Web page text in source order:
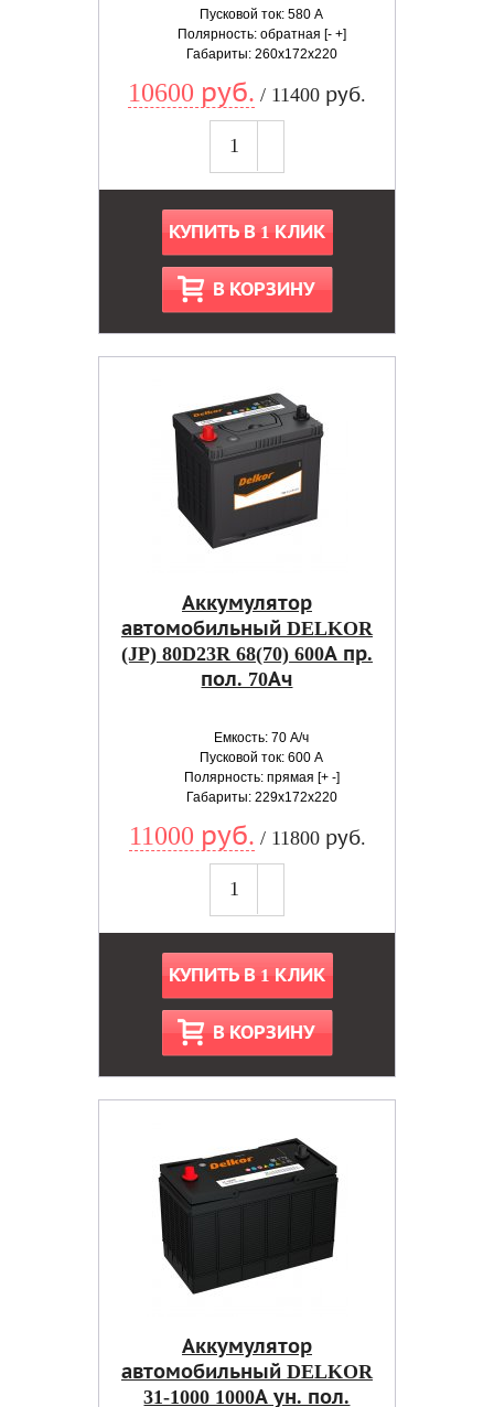
Пусковой ток: 580 А
Полярность: обратная [- +]
Габариты: 260x172x220
10600 руб. / 11400 руб.
КУПИТЬ В 1 КЛИК
В КОРЗИНУ
Аккумулятор
автомобильный DELKOR
(JP) 80D23R 68(70) 600А пр.
пол. 70Ач
Емкость: 70 А/ч
Пусковой ток: 600 А
Полярность: прямая [+ -]
Габариты: 229x172x220
11000 руб. / 11800 руб.
КУПИТЬ В 1 КЛИК
В КОРЗИНУ
Аккумулятор
автомобильный DELKOR
31-1000 1000А ун. пол.